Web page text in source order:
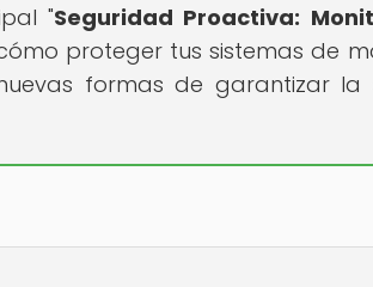
"Seguridad Proactiva:
proteger tus sistemas de
formas de garantizar